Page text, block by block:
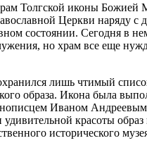
Толгской иконы Божией
Церкви наряду с
состоянии. Сегодня в
но храм все еще
лишь чтимый
образа. Икона была
Иваном
красоты образ
исторического